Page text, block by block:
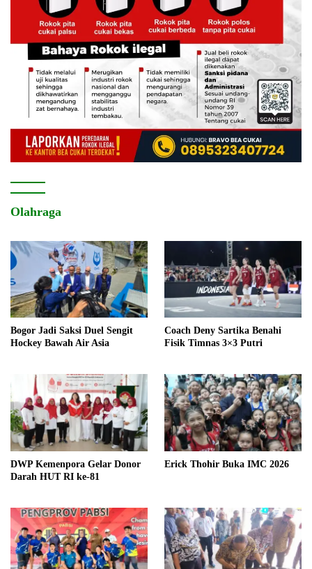
Olahraga
Bogor Jadi Saksi Duel Sengit
Hockey Bawah Air Asia
Coach Deny Sartika Benahi
Fisik Timnas 3×3 Putri
DWP Kemenpora Gelar Donor
Darah HUT RI ke-81
Erick Thohir Buka IMC 2026